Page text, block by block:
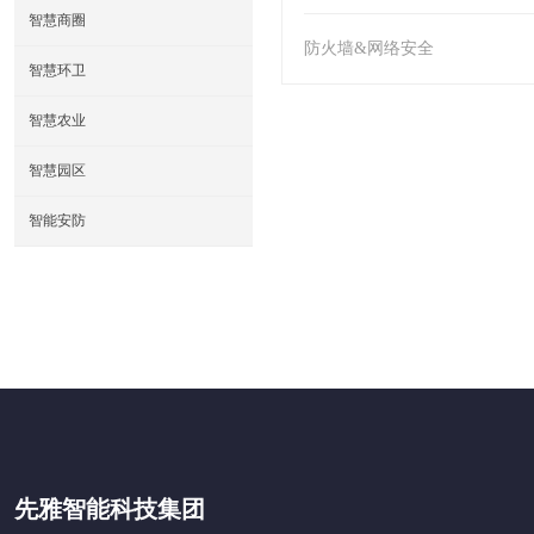
智慧商圈
智慧环卫
智慧农业
智慧园区
智能安防
防火墙&网络安全
先雅智能科技集团